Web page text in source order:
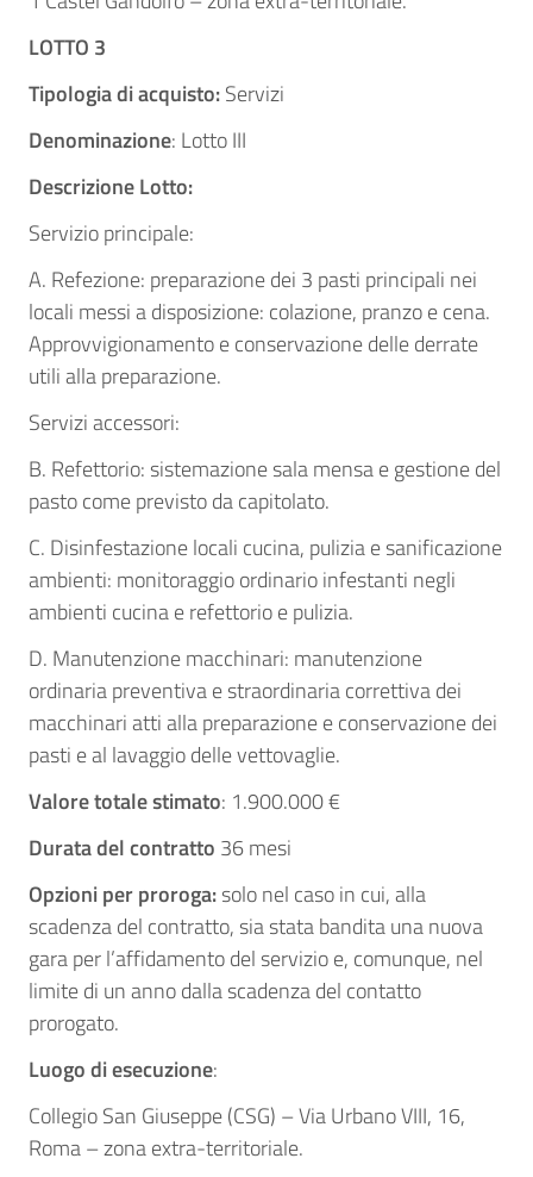
LOTTO 3
Tipologia di acquisto:Servizi
Denominazione: Lotto III
Descrizione Lotto:
Servizio principale:
A. Refezione: preparazione dei 3 pasti principali nei
locali messi a disposizione: colazione, pranzo e cena.
Approvvigionamento e conservazione delle derrate
utili alla preparazione.
Servizi accessori:
B. Refettorio: sistemazione sala mensa e gestione del
pasto come previsto da capitolato.
C. Disinfestazione locali cucina, pulizia e sanificazione
ambienti: monitoraggio ordinario infestanti negli
ambienti cucina e refettorio e pulizia.
D. Manutenzione macchinari: manutenzione
ordinaria preventiva e straordinaria correttiva dei
macchinari atti alla preparazione e conservazione dei
pasti e al lavaggio delle vettovaglie.
Valore totale stimato: 1.900.000 €
Durata del contratto 36 mesi
Opzioni per proroga:solo nel caso in cui, alla
scadenza del contratto, sia stata bandita una nuova
gara per l’affidamento del servizio e, comunque, nel
limite di un anno dalla scadenza del contatto
prorogato.
Luogo di esecuzione:
Collegio San Giuseppe (CSG) – Via Urbano VIII, 16,
Roma – zona extra-territoriale.